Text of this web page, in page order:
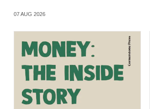
07 AUG 2026